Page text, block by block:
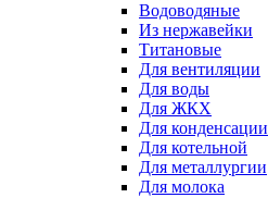
Водоводяные
Из нержавейки
Титановые
Для вентиляции
Для воды
Для ЖКХ
Для конденсации
Для котельной
Для металлургии
Для молока